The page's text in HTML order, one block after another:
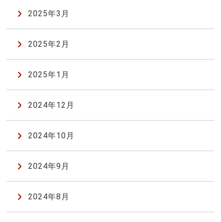
2025年3月
2025年2月
2025年1月
2024年12月
2024年10月
2024年9月
2024年8月